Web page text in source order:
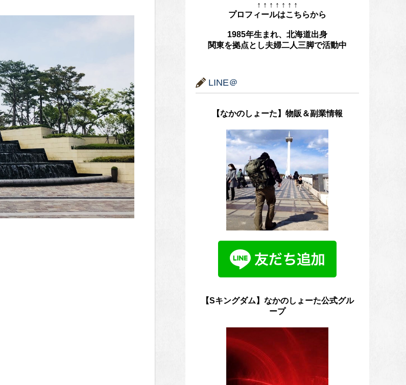
↑ ↑ ↑ ↑ ↑ ↑ ↑
プロフィールはこちらから
1985年生まれ、北海道出身
関東を拠点とし夫婦二人三脚で活動中
LINE＠
【なかのしょーた】物販＆副業情報
【Sキングダム】なかのしょーた公式グル
ープ